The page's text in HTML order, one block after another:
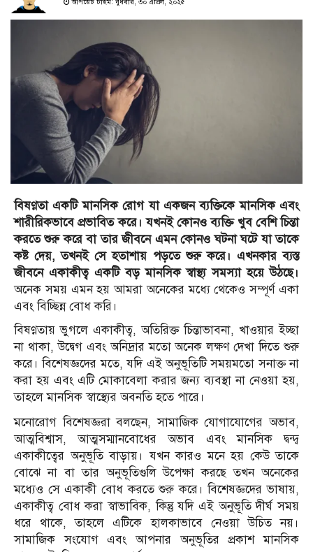
আপডেট টাইম: বুধবার, ৩০ এপ্রিল, ২০২৫
বিষণ্ণতা একটি মানসিক রোগ যা একজন ব্যক্তিকে মানসিক এবং
শারীরিকভাবে প্রভাবিত করে। যখনই কোনও ব্যক্তি খুব বেশি চিন্তা
করতে শুরু করে বা তার জীবনে এমন কোনও ঘটনা ঘটে যা তাকে
কষ্ট দেয়, তখনই সে হতাশায় পড়তে শুরু করে। এখনকার ব্যস্ত
জীবনে একাকীত্ব একটি বড় মানসিক স্বাস্থ্য সমস্যা হয়ে উঠছে।
অনেক সময় এমন হয় আমরা অনেকের মধ্যে থেকেও সম্পূর্ণ একা
এবং বিচ্ছিন্ন বোধ করি।
বিষণ্ণতায় ভুগলে একাকীত্ব, অতিরিক্ত চিন্তাভাবনা, খাওয়ার ইচ্ছা
না থাকা, উদ্বেগ এবং অনিদ্রার মতো অনেক লক্ষণ দেখা দিতে শুরু
করে। বিশেষজ্ঞদের মতে, যদি এই অনুভূতিটি সময়মতো সনাক্ত না
করা হয় এবং এটি মোকাবেলা করার জন্য ব্যবস্থা না নেওয়া হয়,
তাহলে মানসিক স্বাস্থ্যের অবনতি হতে পারে।
মনোরোগ বিশেষজ্ঞরা বলছেন, সামাজিক যোগাযোগের অভাব,
আত্মবিশ্বাস, আত্মসম্মানবোধের অভাব এবং মানসিক দ্বন্দ্ব
একাকীত্বের অনুভূতি বাড়ায়। যখন কারও মনে হয় কেউ তাকে
বোঝে না বা তার অনুভূতিগুলি উপেক্ষা করছে তখন অনেকের
মধ্যেও সে একাকী বোধ করতে শুরু করে। বিশেষজ্ঞদের ভাষায়,
একাকীত্ব বোধ করা স্বাভাবিক, কিন্তু যদি এই অনুভূতি দীর্ঘ সময়
ধরে থাকে, তাহলে এটিকে হালকাভাবে নেওয়া উচিত নয়।
সামাজিক সংযোগ এবং আপনার অনুভূতির প্রকাশ মানসিক